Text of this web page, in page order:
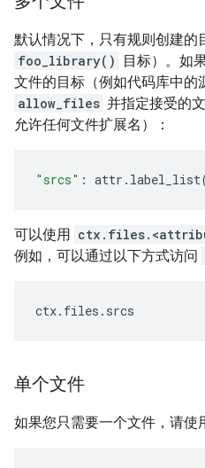
默认情况下，只有规则创建的
foo_library()
目标）。如
文件的目标（例如代码库中的
allow_files 并指定接受的
允许任何文件扩展名）：
"srcs" : attr . label_list
可以使用
例如，可以通过以下方式访问
ctx. files . srcs
单个文件
如果您只需要一个文件，请使